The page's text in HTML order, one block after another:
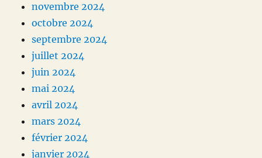
novembre 2024
octobre 2024
septembre 2024
juillet 2024
juin 2024
mai 2024
avril 2024
mars 2024
février 2024
janvier 2024